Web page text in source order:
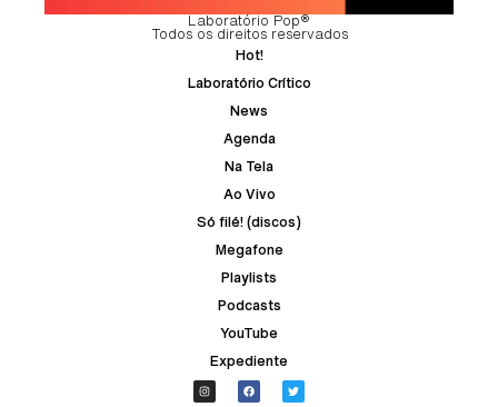
Laboratório Pop®
Todos os direitos reservados
Hot!
Laboratório Crítico
News
Agenda
Na Tela
Ao Vivo
Só filé! (discos)
Megafone
Playlists
Podcasts
YouTube
Expediente